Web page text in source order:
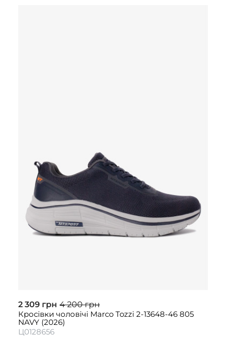
2 309 грн 4 200 грн
Кросівки чоловічі Marco Tozzi 2-13648-46 805
NAVY (2026)
Ц0128656